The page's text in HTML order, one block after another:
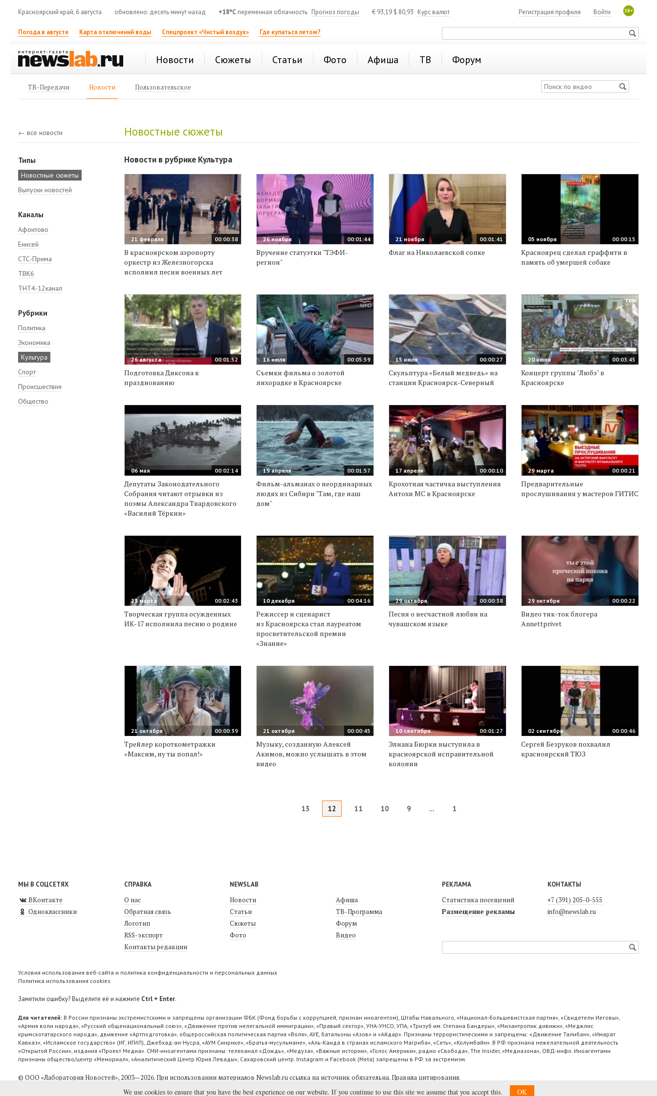
Красноярский край, 6 августа обновлено: десять минут назад +18°C переменная облачность Прогноз погоды € 93,19 $ 80,93 Курс валют 18+
Войти
Регистрация профиля
Погода в августе Карта отключений воды Спецпроект «Чистый воздух» Где купаться летом?
Новости Сюжеты Статьи Фото Афиша ТВ Форум
ТВ-Передачи Новости Пользовательское
← все новости Новостные сюжеты
Типы
Новостные сюжеты
Выпуски новостей
Каналы
Афонтово
Енисей
СТС-Прима
ТВК6
ТНТ4-12канал
Рубрики
Политика
Экономика
Культура
Спорт
Происшествия
Общество
Новости в рубрике Культура
00:00:38
21 февраля
В красноярском аэропорту
оркестр из Железногорска
исполнил песни военных лет
00:01:44
26 ноября
Вручение статуэтки "ТЭФИ-
регион"
00:01:41
21 ноября
Флаг на Николаевской сопке
00:00:15
05 ноября
Красноярец сделал граффити в
память об умершей собаке
00:01:52
26 августа
Подготовка Диксона к
празднованию
00:05:59
16 июля
Съемки фильма о золотой
лихорадке в Красноярске
00:00:27
15 июля
Скульптура «Белый медведь» на
станции Красноярск-Северный
00:03:45
20 июня
Концерт группы "Любэ" в
Красноярске
00:02:14
06 мая
Депутаты Законодательного
Собрания читают отрывки из
поэмы Александра Твардовского
«Василий Тёркин»
00:01:57
19 апреля
Фильм-альманах о неординарных
людях из Сибири "Там, где наш
дом"
00:00:10
17 апреля
Крохотная частичка выступления
Антохи МС в Красноярске
00:00:21
29 марта
Предварительные
прослушивания у мастеров ГИТИС
00:02:43
23 марта
Творческая группа осужденных
ИК-17 исполнила песню о родине
00:04:16
10 декабря
Режиссер и сценарист
из Красноярска стал лауреатом
просветительской премии
«Знание»
00:00:38
29 октября
Песня о несчастной любви на
чувашском языке
00:00:22
29 октября
Видео тик-ток блогера
Annettprivet
00:00:39
21 октября
Трейлер короткометражки
«Максим, ну ты попал!»
00:00:45
21 октября
Музыку, созданную Алексей
Акимов, можно услышать в этом
видео
00:01:27
10 сентября
Элиана Бюрки выступила в
красноярской исправительной
колонии
00:00:46
02 сентября
Сергей Безруков похвалил
красноярский ТЮЗ
13 12 11 10 9 ... 1
МЫ В СОЦСЕТЯХ
ВКонтакте
Одноклассники
СПРАВКА
О нас
Обратная связь
Логотип
RSS-экспорт
Контакты редакции
NEWSLAB
Новости
Статьи
Сюжеты
Фото
Афиша
ТВ-Программа
Форум
Видео
РЕКЛАМА
Статистика посещений
Размещение рекламы
КОНТАКТЫ
+7 (391) 205-0-555
info@newslab.ru
Условия использования веб-сайта и политика конфиденциальности и персональных данных
Политика использования cookies
Заметили ошибку? Выделите её и нажмите Ctrl + Enter.
Для читателей: В России признаны экстремистскими и запрещены организации ФБК (Фонд борьбы с коррупцией, признан иноагентом), Штабы Навального, «Национал-большевистская партия», «Свидетели Иеговы»,
«Армия воли народа», «Русский общенациональный союз», «Движение против нелегальной иммиграции», «Правый сектор», УНА-УНСО, УПА, «Тризуб им. Степана Бандеры», «Мизантропик дивижн», «Меджлис
крымскотатарского народа», движение «Артподготовка», общероссийская политическая партия «Воля», АУЕ, батальоны «Азов» и «Айдар». Признаны террористическими и запрещены: «Движение Талибан», «Имарат
Кавказ», «Исламское государство» (ИГ, ИГИЛ), Джебхад-ан-Нусра, «АУМ Синрике», «Братья-мусульмане», «Аль-Каида в странах исламского Магриба», «Сеть», «Колумбайн». В РФ признана нежелательной деятельность
«Открытой России», издания «Проект Медиа». СМИ-иноагентами признаны: телеканал «Дождь», «Медуза», «Важные истории», «Голос Америки», радио «Свобода», The Insider, «Медиазона», ОВД-инфо. Иноагентами
признаны общество/центр «Мемориал», «Аналитический Центр Юрия Левады», Сахаровский центр. Instagram и Facebook (Metа) запрещены в РФ за экстремизм.
© ООО «Лаборатория Новоcтей», 2003—2026.При использовании материалов Newslab.ru ссылка на источник обязательна.Правила цитирования.
We use cookies to ensure that you have the best experience on our website. If you continue to use this site we assume that you accept this. OK